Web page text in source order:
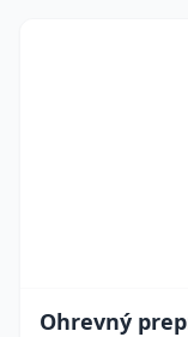
Ohrevný